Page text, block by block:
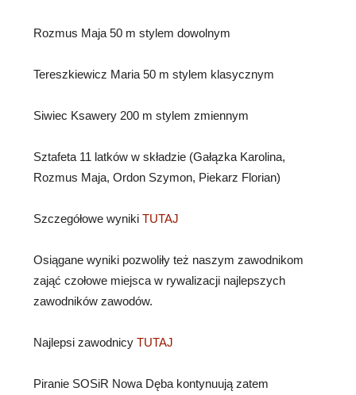
Rozmus Maja 50 m stylem dowolnym
Tereszkiewicz Maria 50 m stylem klasycznym
Siwiec Ksawery 200 m stylem zmiennym
Sztafeta 11 latków w składzie (Gałązka Karolina,
Rozmus Maja, Ordon Szymon, Piekarz Florian)
Szczegółowe wyniki TUTAJ
Osiągane wyniki pozwoliły też naszym zawodnikom
zająć czołowe miejsca w rywalizacji najlepszych
zawodników zawodów.
Najlepsi zawodnicy TUTAJ
Piranie SOSiR Nowa Dęba kontynuują zatem